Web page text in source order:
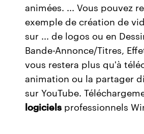
animées. ... Vous pouvez
exemple de création de
sur ... de logos ou en
Bande-Annonce/Titres,
vous restera plus qu'à
animation ou la partager
sur YouTube.
logiciels professionnels